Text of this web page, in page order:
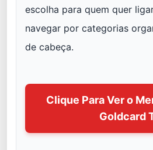
escolha para quem quer
navegar por categorias
de cabeça.
Clique Para Ver o
Goldcard